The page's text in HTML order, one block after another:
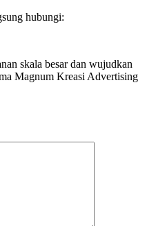
hubungi:
skala besar dan wujudkan
Magnum Kreasi Advertising